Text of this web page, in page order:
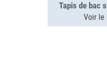
Tapis de bac
Voir le